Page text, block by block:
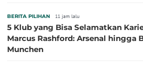
BERITA PILIHAN 11 jam lalu
5 Klub yang Bisa Selamatkan
Marcus Rashford: Arsenal hingga
Munchen